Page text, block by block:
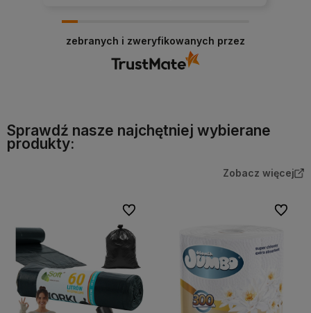
zebranych i zweryfikowanych przez
Sprawdź nasze najchętniej wybierane
produkty:
Zobacz więcej
Do ulubionych Do